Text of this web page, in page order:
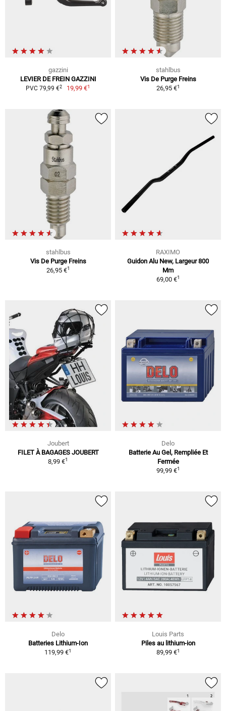
gazzini
LEVIER DE FREIN GAZZINI
PVC 79,99 €2 19,99 €1
stahlbus
Vis De Purge Freins
26,95 €1
stahlbus
Vis De Purge Freins
26,95 €1
RAXIMO
Guidon Alu New, Largeur 800
Mm
69,00 €1
Joubert
FILET À BAGAGES JOUBERT
8,99 €1
Delo
Batterie Au Gel, Rempliée Et
Fermée
99,99 €1
Delo
Batteries Lithium-Ion
119,99 €1
Louis Parts
Piles au lithium-ion
89,99 €1